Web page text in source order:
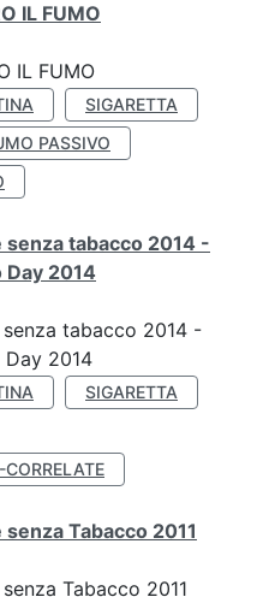
IL FUMO
IL FUMO
SIGARETTA
PASSIVO
tabacco 2014 -
Day 2014
tabacco 2014 -
2014
SIGARETTA
Tabacco 2011
Tabacco 2011